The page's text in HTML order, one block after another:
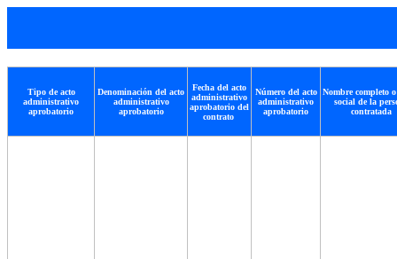
Tipo de acto
administrativo
aprobatorio
Denominación del acto
administrativo
aprobatorio
Fecha del acto
administrativo
aprobatorio del
contrato
Número del acto
administrativo
aprobatorio
Nombre completo
social de la
contratada